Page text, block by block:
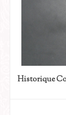
Historique